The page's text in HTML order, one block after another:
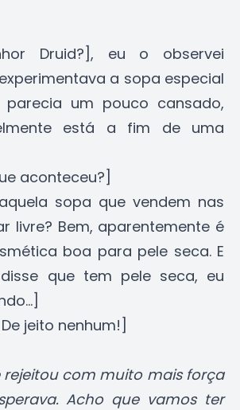
Druid?], eu o observei
a sopa especial
parecia um pouco cansado,
está a fim de uma
aconteceu?]
sopa que vendem nas
livre? Bem, aparentemente é
boa para pele seca. E
que tem pele seca, eu
jeito nenhum!]
rejeitou com muito mais força
Acho que vamos ter